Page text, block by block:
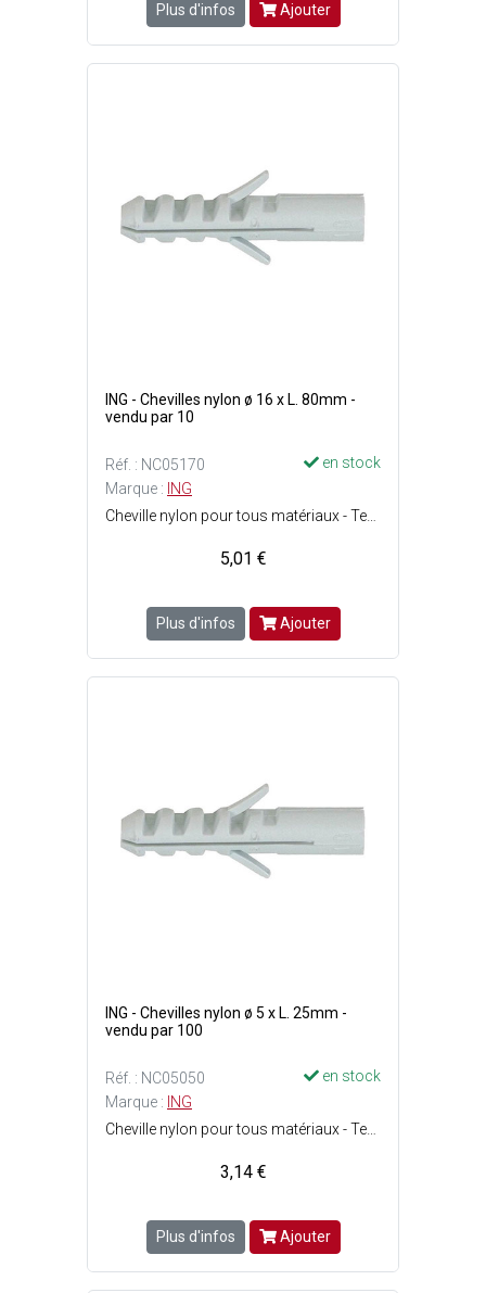
Plus d'infos Ajouter
ING - Chevilles nylon ø 16 x L. 80mm -
vendu par 10
Réf. : NC05170
en stock
Marque : ING
5,01 €
Plus d'infos Ajouter
ING - Chevilles nylon ø 5 x L. 25mm -
vendu par 100
Réf. : NC05050
en stock
Marque : ING
3,14 €
Plus d'infos Ajouter